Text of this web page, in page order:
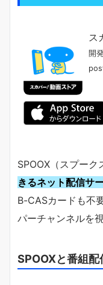
ス
開
SPOOX（スプーク
きるネット配信サ
B-CASカードも不
パーチャンネルを
SPOOXと番組配